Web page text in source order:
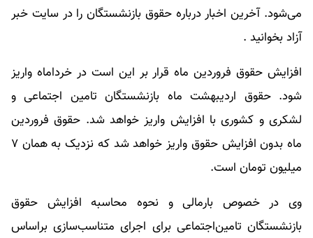
می‌شود. آخرین اخبار دربارهحقوق بازنشستگانرا در سایت خبر
آزاد بخوانید .
افزایش حقوق فروردین ماه قرار بر این است در خرداماه واریز
شود. حقوق اردیبهشت ماه بازنشستگان تامین اجتماعی و
لشکری و کشوری با افزایش واریز خواهد شد. حقوق فروردین
ماه بدون افزایش حقوق واریز خواهد شد که نزدیک به همان ۷
میلیون تومان است.
وی در خصوص بارمالی و نحوه محاسبه افزایش حقوق
بازنشستگان تامین‌اجتماعی برای اجرای متناسب‌سازی براساس